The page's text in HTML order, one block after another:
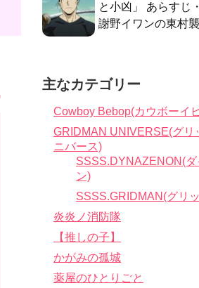
と小凶」 あらすじ
謝野イワンの東村
主なカテゴリー
Cowboy Bebop(カウボーイ
GRIDMAN UNIVERSE(グリ
ニバース)
SSSS.DYNAZENON(ダ
ン)
SSSS.GRIDMAN(グリ
炎炎ノ消防隊
【推しの子】
かがみの孤城
薬屋のひとりごと